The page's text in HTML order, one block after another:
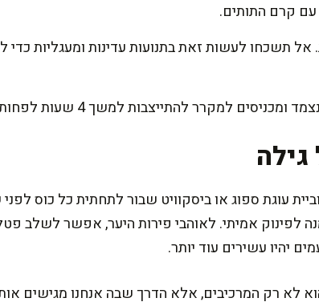
קרם התותים.
תשכחו לעשות זאת בתנועות עדינות ומעגליות כדי
למקרר להתייצבות למשך 4 שעות לפחות.
עוגת ספוג או ביסקוויט שבור לתחתית כל כוס
לפינוק אמיתי. לאוהבי פירות היער, אפשר לשלב
יהיו עשירים עוד יותר.
לא רק המרכיבים, אלא הדרך שבה אנחנו מגישים